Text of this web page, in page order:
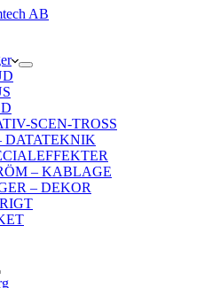
SCEN-TROSS
DATATEKNIK
– KABLAGE
– DEKOR